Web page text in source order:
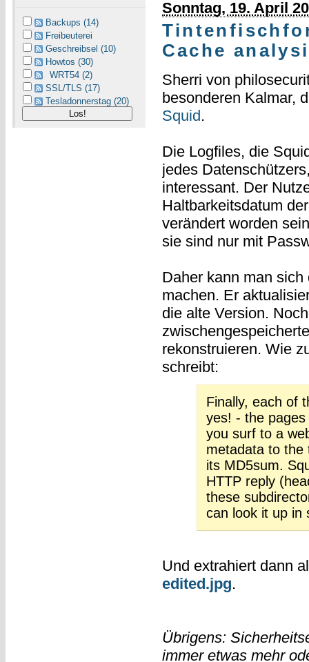
Backups (14)
Freibeuterei
Geschreibsel (10)
Howtos (30)
WRT54 (2)
SSL/TLS (17)
Tesladonnerstag (20)
Sonntag, 19. April
Cache
Sherri von
besonderen Kalmar,
Squid.
Die Logfiles, die
jedes
interessant. Der
Haltbarkeitsdatum
verändert worden
sie sind nur mit
Daher kann man
machen. Er
die alte Version.
rekonstruieren. Wie
schreibt:
Finally, each of
yes! - the
you surf to a
metadata to the
its MD5sum.
HTTP reply
these
can look it up in
Und extrahiert dann
edited.jpg.
Übrigens:
immer etwas mehr